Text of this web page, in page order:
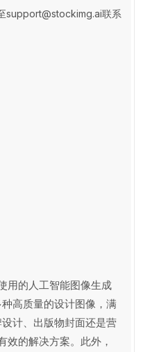
support@stockimg.ai联系
用的人工智能图像生成
高质量的设计图像，满
计、出版物封面还是营
的解决方案。此外，